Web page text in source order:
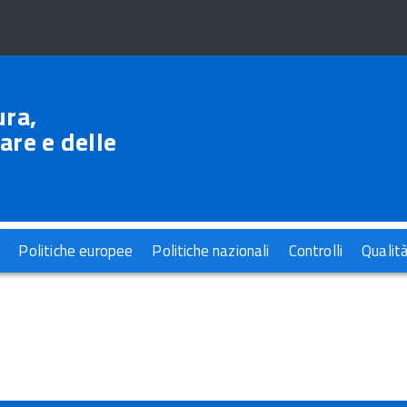
e delle
Politiche europee Politiche nazionali Controlli